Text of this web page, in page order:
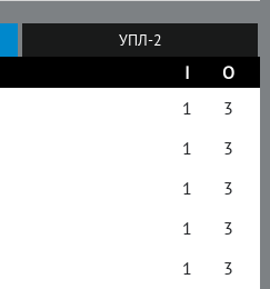
УПЛ-2
І
О
1
3
1
3
1
3
1
3
1
3